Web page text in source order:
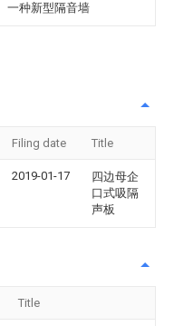
一种新型隔音墙
Filing date Title
2019-01-17
四边母企
口式吸隔
声板
Title